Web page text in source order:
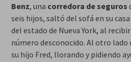
Benz, una corredora de seguros
seis hijos, saltó del sofá en su casa
del estado de Nueva York, al
número desconocido. Al otro lado
su hijo Fred, llorando y pidiendo